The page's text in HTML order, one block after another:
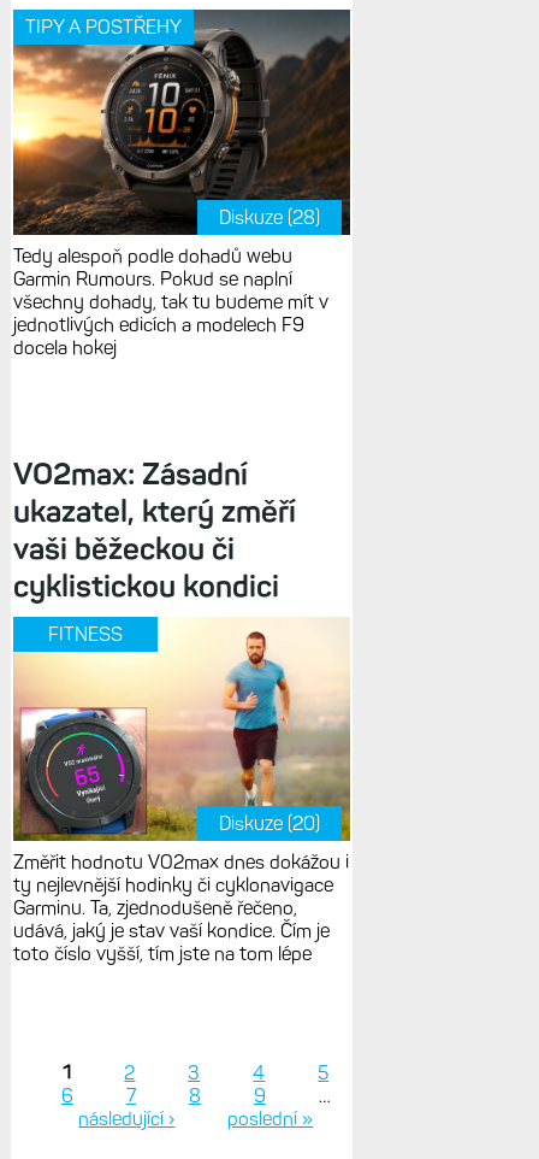
TIPY A POSTŘEHY
Diskuze (28)
Tedy alespoň podle dohadů webu
Garmin Rumours. Pokud se naplní
všechny dohady, tak tu budeme mít v
jednotlivých edicích a modelech F9
docela hokej
VO2max: Zásadní
ukazatel, který změří
vaši běžeckou či
cyklistickou kondici
FITNESS
Diskuze (20)
Změřit hodnotu VO2max dnes dokážou i
ty nejlevnější hodinky či cyklonavigace
Garminu. Ta, zjednodušeně řečeno,
udává, jaký je stav vaší kondice. Čím je
toto číslo vyšší, tím jste na tom lépe
Stránky
1 2 3 4
5
6
7 8 9
…
následující ›
poslední »